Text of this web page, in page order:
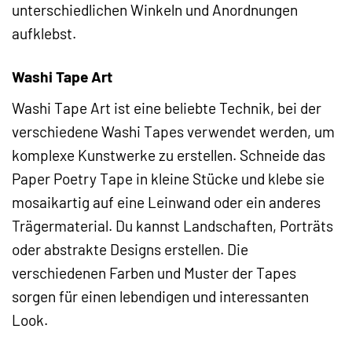
unterschiedlichen Winkeln und Anordnungen
aufklebst.
Washi Tape Art
Washi Tape Art ist eine beliebte Technik, bei der
verschiedene Washi Tapes verwendet werden, um
komplexe Kunstwerke zu erstellen. Schneide das
Paper Poetry Tape in kleine Stücke und klebe sie
mosaikartig auf eine Leinwand oder ein anderes
Trägermaterial. Du kannst Landschaften, Porträts
oder abstrakte Designs erstellen. Die
verschiedenen Farben und Muster der Tapes
sorgen für einen lebendigen und interessanten
Look.